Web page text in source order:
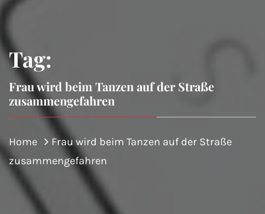
Tag:
Frau wird beim Tanzen auf der Straße
zusammengefahren
Home
Frau wird beim Tanzen auf der Straße
zusammengefahren